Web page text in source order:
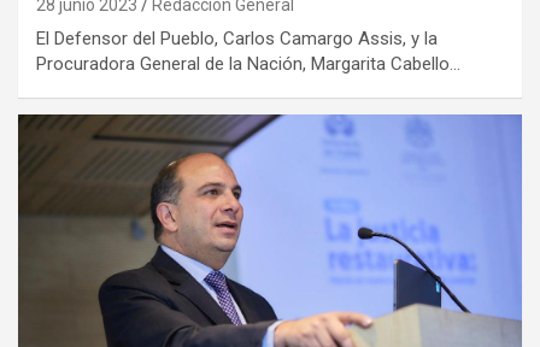
28 junio 2023 Redaccion General
El Defensor del Pueblo, Carlos Camargo Assis, y la
Procuradora General de la Nación, Margarita Cabello…